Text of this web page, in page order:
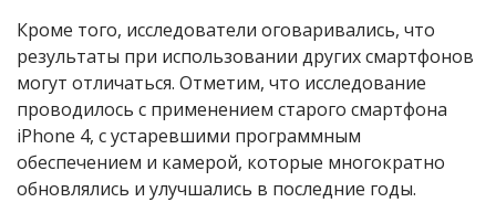
Кроме того, исследователи оговаривались, что
результаты при использовании других смартфонов
могут отличаться. Отметим, что исследование
проводилось с применением старого смартфона
iPhone 4, с устаревшими программным
обеспечением и камерой, которые многократно
обновлялись и улучшались в последние годы.